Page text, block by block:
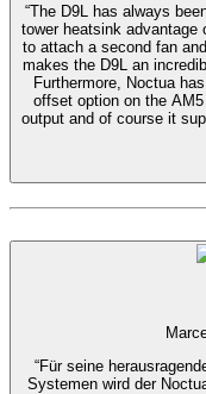
“The D9L has always
tower heatsink advantage
to attach a second fan
makes the D9L an
Furthermore, Noctua
offset option on the
output and of course it
“Für seine
Systemen wird der